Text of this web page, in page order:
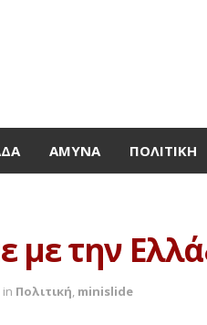
ΆΜΥΝΑ ΠΟΛΙΤΙΚΉ
με την
in Πολιτική, minislide